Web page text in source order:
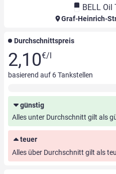
BELL Oil
Graf-Heinrich-
Durchschnittspreis
2,10€/l
basierend auf 6Tankstellen
günstig
Alles unter Durchschnitt gilt als
teuer
Alles über Durchschnitt gilt als